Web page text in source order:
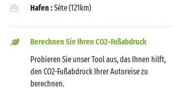
Hafen : Sète (121km)
Berechnen Sie Ihren CO2-Fußabdruck
Probieren Sie unser Tool aus, das Ihnen hilft,
den CO2-Fußabdruck Ihrer Autoreise zu
berechnen.